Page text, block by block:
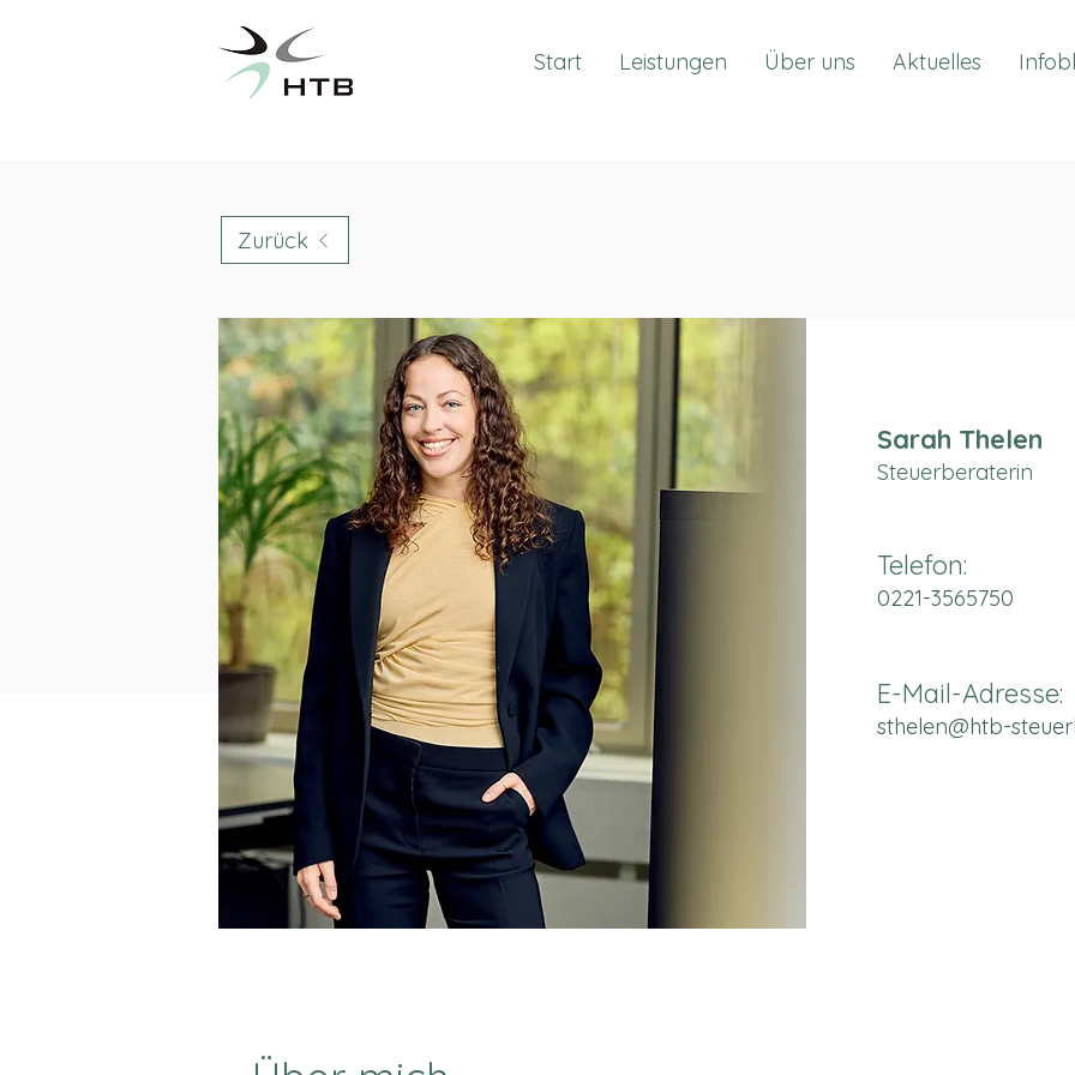
Start Leistungen Über uns Aktuelles
Zurück
Sarah Thelen
Steuerberaterin
Telefon:
0221-3565750
E-Mail-Adresse:
sthelen@htb-